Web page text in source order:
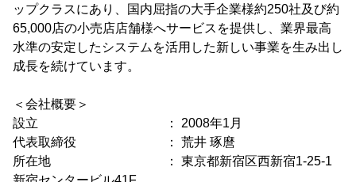
ップクラスにあり、国内屈指の大手企業様約250社及び約
65,000店の小売店店舗様へサービスを提供し、業界最高
水準の安定したシステムを活用した新しい事業を生み出し
成長を続けています。
＜会社概要＞
設立 ： 2008年1月
代表取締役 ： 荒井 琢麿
所在地 ： 東京都新宿区西新宿1-25-1